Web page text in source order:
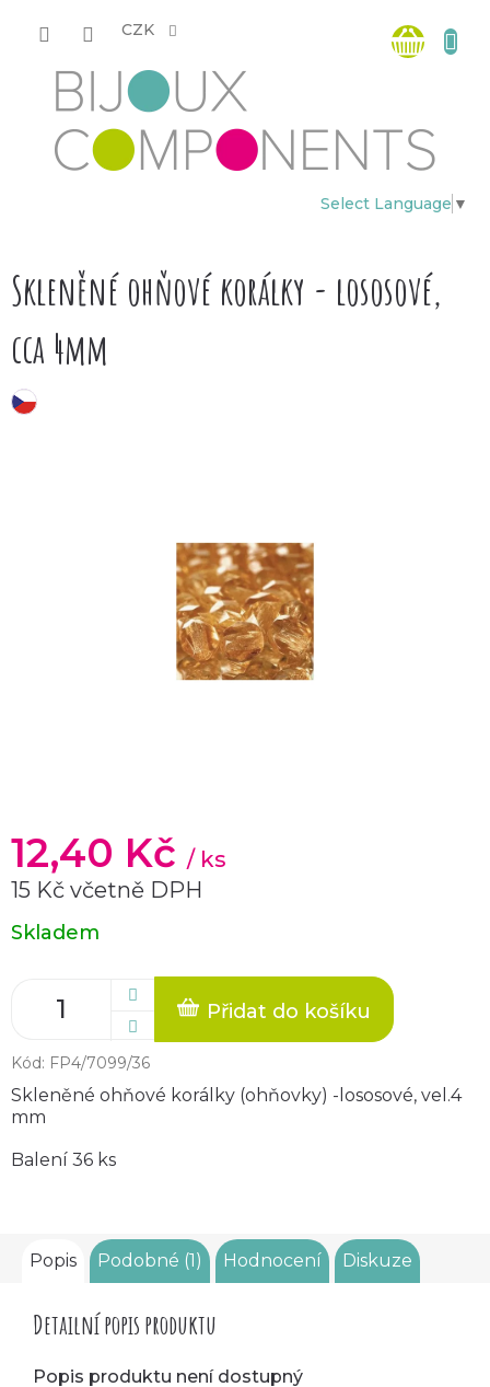
CZK
Select Language ▼
košík
Skleněné ohňové korálky - lososové,
cca 4mm
12,40 Kč / ks
15 Kč včetně DPH
Měrná
cena:
Skladem
Přidat do košíku
Kód: FP4/7099/36
Skleněné ohňové korálky (ohňovky) -lososové, vel.4
mm
Balení 36 ks
Popis Podobné (1) Hodnocení Diskuze
Detailní popis produktu
Popis produktu není dostupný